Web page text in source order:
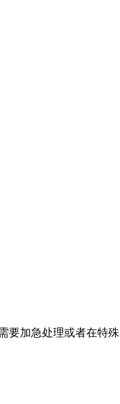
要加急处理或者在特